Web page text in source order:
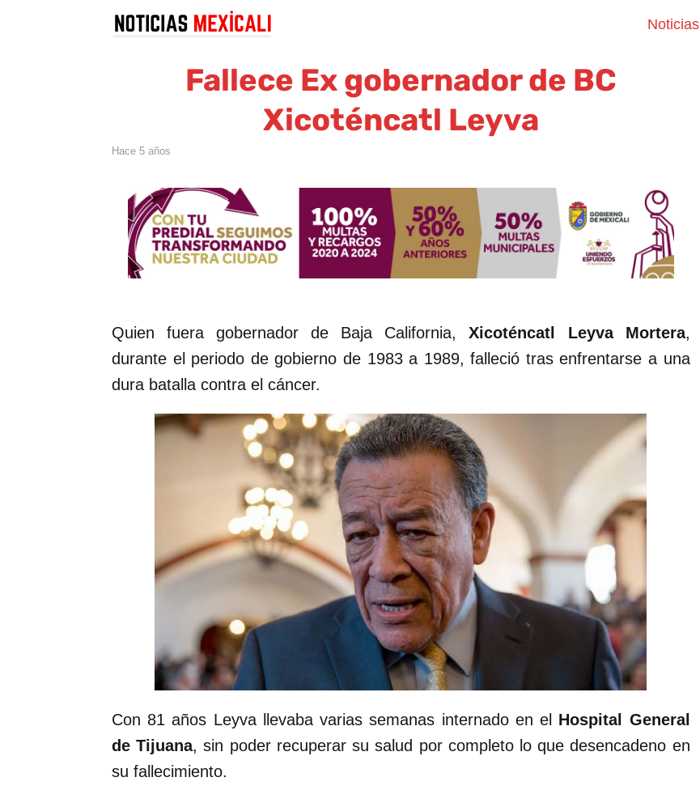
Noticias
Fallece Ex gobernador de BC
Xicoténcatl Leyva
hace 5 años
Quien fuera gobernador de Baja California,Xicoténcatl Leyva Mortera,
durante el periodo de gobierno de 1983 a 1989, falleció tras enfrentarse a una
dura batalla contra el cáncer.
Con 81 años Leyva llevaba varias semanas internado en el Hospital General
de Tijuana, sin poder recuperar su salud por completo lo que desencadeno en
su fallecimiento.